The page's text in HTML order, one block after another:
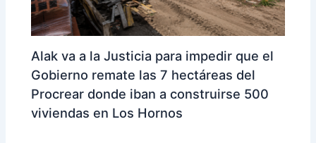
Alak va a la Justicia para impedir que el
Gobierno remate las 7 hectáreas del
Procrear donde iban a construirse 500
viviendas en Los Hornos